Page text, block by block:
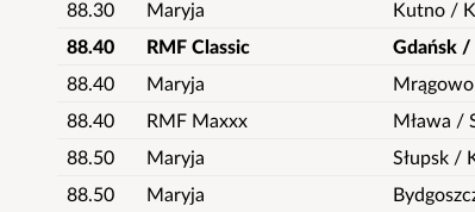
88.30
Maryja Kutno /
88.40
RMF Classic Gdańsk /
88.40
Maryja
88.40
RMF Maxxx Mława /
88.50
Maryja Słupsk /
88.50
Maryja